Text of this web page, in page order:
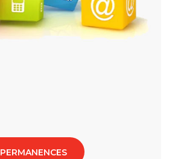
PERMANENCES